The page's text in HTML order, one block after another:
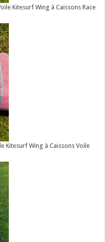
Kitesurf Wing à Caissons Race
Kitesurf Wing à Caissons Voile